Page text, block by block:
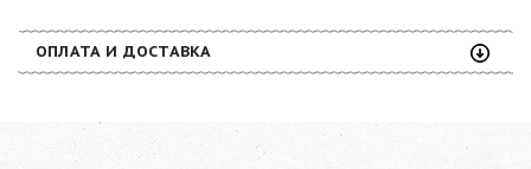
ОПЛАТА И ДОСТАВКА